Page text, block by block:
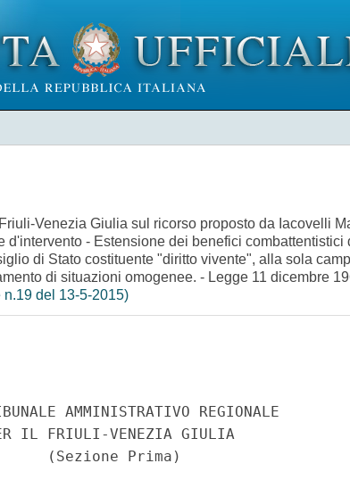
Venezia Giulia sul ricorso proposto da Iacovelli
- Estensione dei benefici combattentistici
di Stato costituente "diritto vivente", alla sola
di situazioni omogenee. - Legge 11 dicembre
del 13-5-2015)